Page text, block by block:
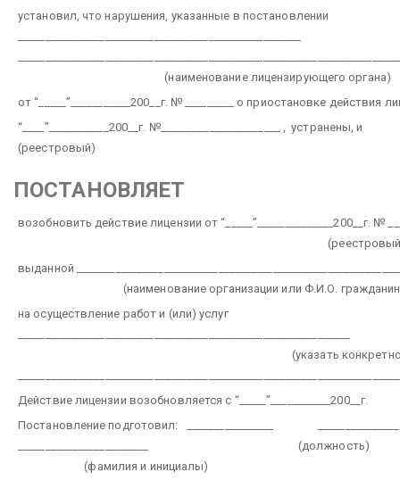
установил, что нарушения, указанные в постановлении
(наименование лицензирующего органа)
от “_____”___________200__г. № _________ о приостановке действия
“____”___________200__г. №______________________ , устранены, и
(реестровый)
ПОСТАНОВЛЯЕТ
возобновить действие лицензии от “_____”______________200__г. №
выданной
(наименование организации или Ф.И.О.
на осуществление работ и (или) услуг
(указать конкретно
Действие лицензии возобновляется с “_____”___________200__г.
Постановление подготовил: ________________
(должность)
(фамилия и инициалы)